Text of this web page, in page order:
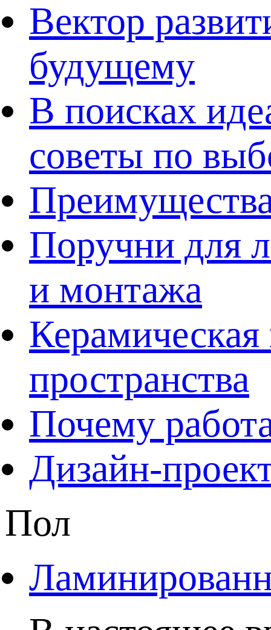
Вектор
будущему
В поисках
советы по
Поручни для
и монтажа
пространства
Почему
Дизайн-
Пол